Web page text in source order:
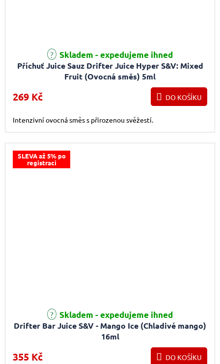
Příchuť Juice Sauz Drifter Juice Hyper S&V: Mixed
Fruit (Ovocná směs) 5ml
Skladem - expedujeme ihned
269 Kč DO KOŠÍKU
Intenzivní ovocná směs s přirozenou svěžestí.
SLEVA až 5% po
registraci
Drifter Bar Juice S&V - Mango Ice (Chladivé mango)
16ml
Skladem - expedujeme ihned
355 Kč DO KOŠÍKU